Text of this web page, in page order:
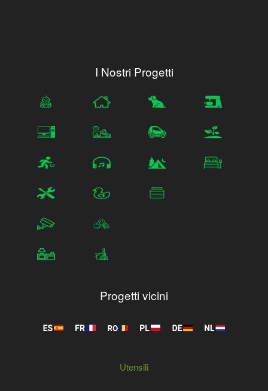
I Nostri Progetti
Progetti vicini
Utensili